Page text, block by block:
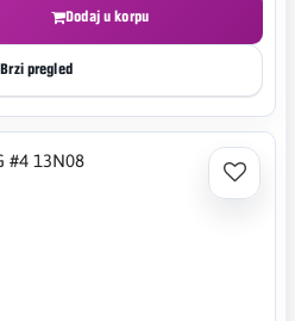
Dodaj u korpu
Brzi pregled